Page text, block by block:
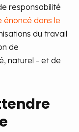
responsabilité
énoncé dans le
du travail
de
naturel - et de